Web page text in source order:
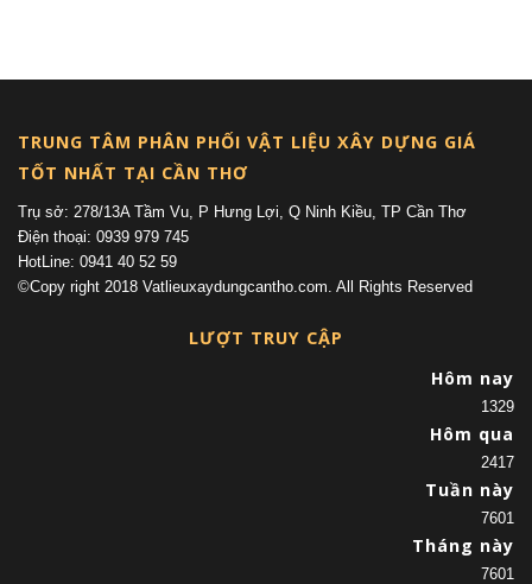
TRUNG TÂM PHÂN PHỐI VẬT LIỆU XÂY DỰNG GIÁ
TỐT NHẤT TẠI CẦN THƠ
Trụ sở: 278/13A Tầm Vu, P Hưng Lợi, Q Ninh Kiều, TP Cần Thơ
Điện thoại: 0939 979 745
HotLine: 0941 40 52 59
©Copy right 2018 Vatlieuxaydungcantho.com. All Rights Reserved
LƯỢT TRUY CẬP
Hôm nay
1329
Hôm qua
2417
Tuần này
7601
Tháng này
7601